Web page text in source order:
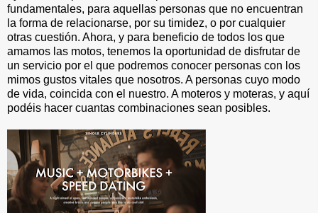
fundamentales, para aquellas personas que no encuentran
la forma de relacionarse, por su timidez, o por cualquier
otras cuestión. Ahora, y para beneficio de todos los que
amamos las motos, tenemos la oportunidad de disfrutar de
un servicio por el que podremos conocer personas con los
mimos gustos vitales que nosotros. A personas cuyo modo
de vida, coincida con el nuestro. A moteros y moteras, y aquí
podéis hacer cuantas combinaciones sean posibles.